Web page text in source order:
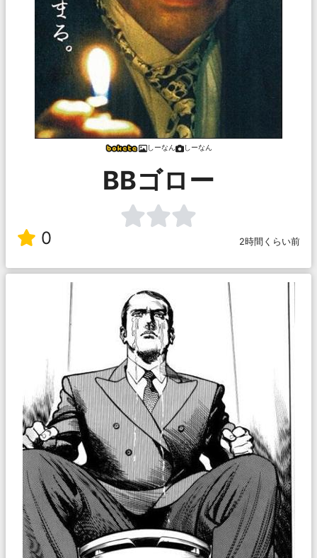
しーなん しーなん
BBゴロー
0 2時間くらい前